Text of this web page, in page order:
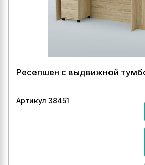
Ресепшен с выдвижной
Артикул 38451